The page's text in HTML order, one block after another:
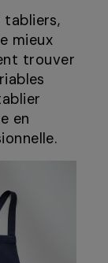
tabliers,
mieux
trouver
en